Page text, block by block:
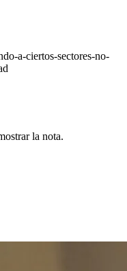
a-ciertos-sectores-no-
la nota.